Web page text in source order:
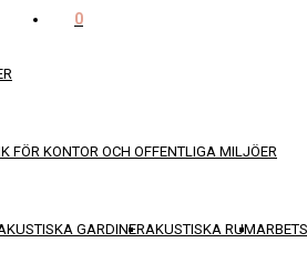
FÖR KONTOR OCH OFFENTLIGA MILJÖER
GARDINERAKUSTISKA RUM
0